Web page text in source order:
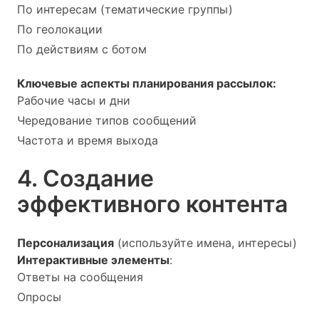
По интересам (тематические группы)
По геолокации
По действиям с ботом
Ключевые аспекты планирования рассылок:
Рабочие часы и дни
Чередование типов сообщений
Частота и время выхода
4. Создание
эффективного контента
Персонализация (используйте имена, интересы)
Интерактивные элементы:
Ответы на сообщения
Опросы